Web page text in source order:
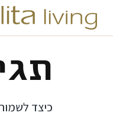
כיצד